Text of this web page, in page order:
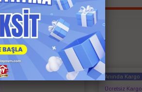
Anında Kargo
Ücretsiz Kargo